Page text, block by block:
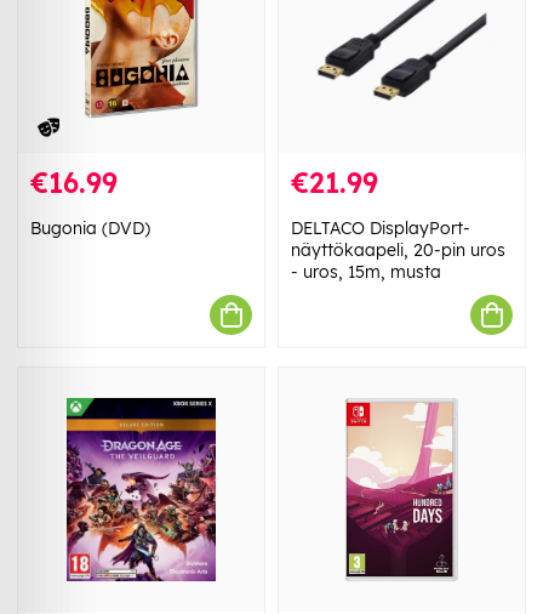
€16.99
Bugonia (DVD)
€21.99
DELTACO DisplayPort-
näyttökaapeli, 20-pin uros
- uros, 15m, musta